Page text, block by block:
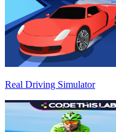
Real Driving Simulator